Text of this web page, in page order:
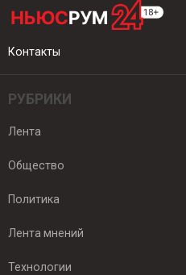
Контакты
РУБРИКИ
Лента
Общество
Политика
Лента мнений
Технологии